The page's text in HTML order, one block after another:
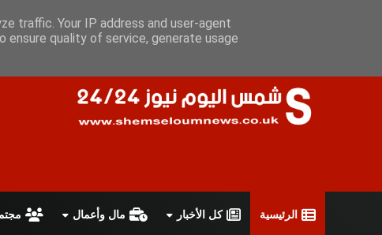
سياسة الخصوصية اتفاقية الاستخدام أعلن
الرئيسية كل الأخبار مال وأعمال
traffic. Your IP address and user-agent
ensure quality of service, generate usage